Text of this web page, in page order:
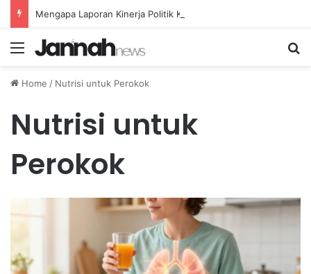
Menu
Home / Nutrisi untuk Perokok
Nutrisi untuk
Perokok